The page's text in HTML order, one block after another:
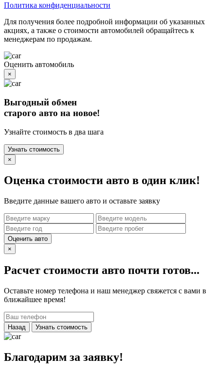
Политика конфиденциальности
Для получения более подробной информации об указанных
акциях, а также о стоимости автомобилей обращайтесь к
менеджерам по продажам.
Оценить автомобиль
×
Выгодный обмен
старого авто на новое!
Узнайте стоимость в два шага
Узнать стоимость
×
Оценка стоимости авто в один клик!
Введите данные вашего авто и оставьте заявку
Оценить авто
×
Расчет стоимости авто почти готов...
Оставьте номер телефона и наш менеджер свяжется с вами в
ближайшее время!
Назад Узнать стоимость
Благодарим за заявку!